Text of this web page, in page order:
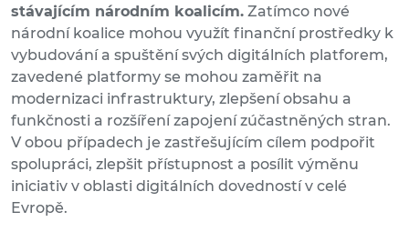
stávajícím národním koalicím. Zatímco nové
národní koalice mohou využít finanční prostředky k
vybudování a spuštění svých digitálních platforem,
zavedené platformy se mohou zaměřit na
modernizaci infrastruktury, zlepšení obsahu a
funkčnosti a rozšíření zapojení zúčastněných stran.
V obou případech je zastřešujícím cílem podpořit
spolupráci, zlepšit přístupnost a posílit výměnu
iniciativ v oblasti digitálních dovedností v celé
Evropě.